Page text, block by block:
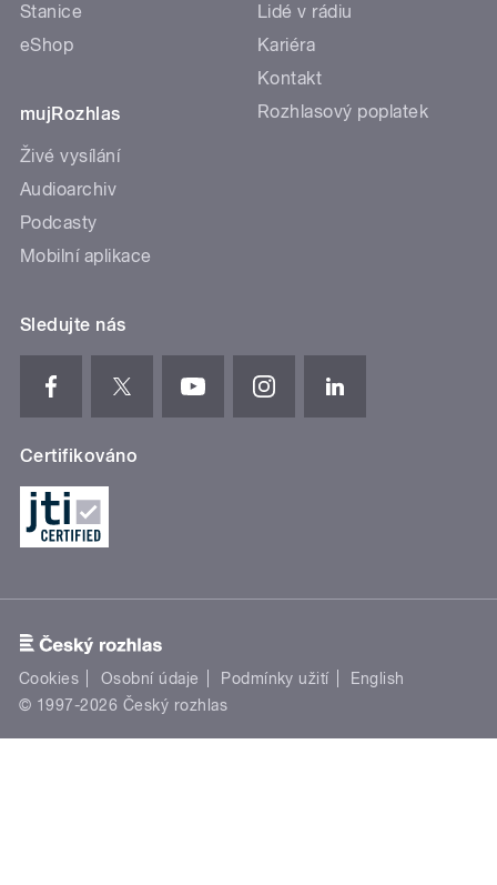
Stanice
eShop
mujRozhlas
Živé vysílání
Audioarchiv
Podcasty
Mobilní aplikace
Lidé v rádiu
Kariéra
Kontakt
Rozhlasový poplatek
Sledujte nás
Certifikováno
Cookies Osobní údaje Podmínky užití
English
© 1997-2026 Český rozhlas